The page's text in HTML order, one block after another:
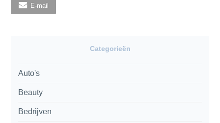
E-mail
Categorieën
Auto's
Beauty
Bedrijven